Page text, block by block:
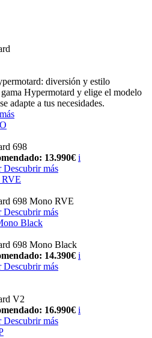
diversión y estilo
Hypermotard y elige el modelo
adapte a tus necesidades.
698
13.990€ i
Descubrir más
RVE
698 Mono RVE
Descubrir más
Black
698 Mono Black
14.390€ i
Descubrir más
V2
16.990€ i
Descubrir más